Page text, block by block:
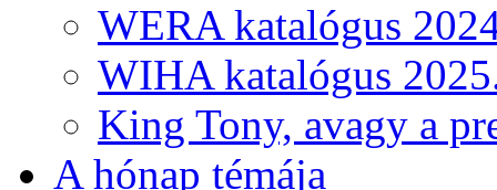
WERA katalógus
WIHA katalógus
King Tony, avagy a
A hónap témája